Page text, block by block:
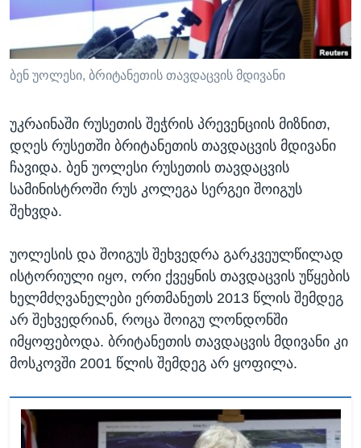
ᲡᲢᲣᲓᲘᲐ ᲕᲐᲨᲘᲜᲒᲢᲝᲜᲘ
ᲔᲙᲝᲜᲝᲛᲘᲙᲐ
ᲯᲐᲜᲛᲠᲗᲔᲚᲝᲑᲐ
ᲛᲔᲪᲜᲘᲔᲠᲔᲑᲐ
ᲙᲣᲚᲢᲣᲠᲐ
ᲒᲐᲚᲘᲚᲔᲝ
ᲓᲔᲖᲘᲜᲤᲝᲠᲛᲐᲪᲘᲐ
Learning English
ᲗᲕᲐᲚᲘ ᲒᲕᲐᲓᲔᲕᲜᲔᲗ
ენები
ბენ უოლესი, ბრიტანეთის თავდაცვის მდივანი
უკრაინაში რუსეთის შეჭრის პრევენციის მიზნით,
დღეს რუსეთში ბრიტანეთის თავდაცვის მდივანი
ჩავიდა. ბენ უოლესი რუსეთის თავდაცვის
სამინისტროში რუს კოლეგა სერგეი შოიგუს
შეხვდა.
უოლესის და შოიგუს შეხვედრა გარკვეულწილად
ისტორიული იყო, ორი ქვეყნის თავდაცვის უწყების
ხელმძღვანელები ერთმანეთს 2013 წლის შემდეგ
არ შეხვედრიან, როცა შოიგუ ლონდონში
იმყოფებოდა. ბრიტანეთის თავდაცვის მდივანი კი
მოსკოვში 2001 წლის შემდეგ არ ყოფილა.